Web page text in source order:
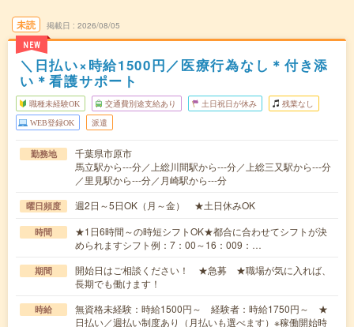
未読
NEW
掲載日 2026/08/05
＼日払い×時給1500円／医療行為なし＊付き添
い＊看護サポート
職種未経験OK 交通費別途支給あり 土日祝日が休み 残業なし
WEB登録OK 派遣
勤務地
千葉県市原市
馬立駅から---分／上総川間駅から---分／上総三又駅から---分
／里見駅から---分／月崎駅から---分
曜日頻度 週2日～5日OK（月～金） ★土日休みOK
時間
★1日6時間～の時短シフトOK★都合に合わせてシフトが決
められますシフト例：7：00～16：009：…
期間
開始日はご相談ください！ ★急募 ★職場が気に入れば、
長期でも働けます！
時給
無資格未経験：時給1500円～ 経験者：時給1750円～ ★
日払い／週払い制度あり（月払いも選べます）※稼働開始時